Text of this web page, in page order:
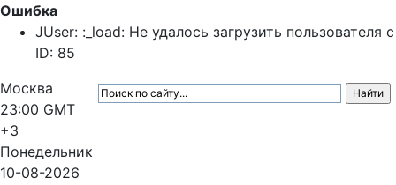
Ошибка
JUser: :_load: Не удалось загрузить пользователя с
ID: 85
Москва
23:00 GMT
+3
Понедельник
10-08-2026